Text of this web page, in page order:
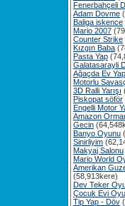
Fenerbahçeli
Adam Dovme
Baliga iskence
Mario 2007
Counter Strike
Kızgın Baba
Pasta Yap
Galatasarayli
Ağaçda Ev Yap
Motorlu
3D Ralli Yarışı
Piskopat söför
Engelli Motor
Amazon
Gecin
Banyo Oyunu
Sinirliyim
Makyaj Salonu
Mario World
Amerikan
(58,913kere)
Dev Teker
Çocuk Evi
Tip Yap - Döv